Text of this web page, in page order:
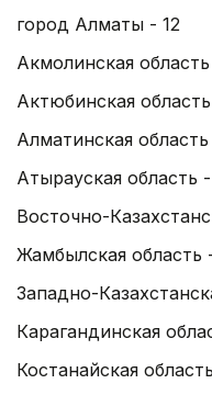
город Алматы - 12
Акмолинская
Актюбинская
Алматинская
Атырауская область
Восточно-
Жамбылская область
Западно-
Карагандинская
Костанайская